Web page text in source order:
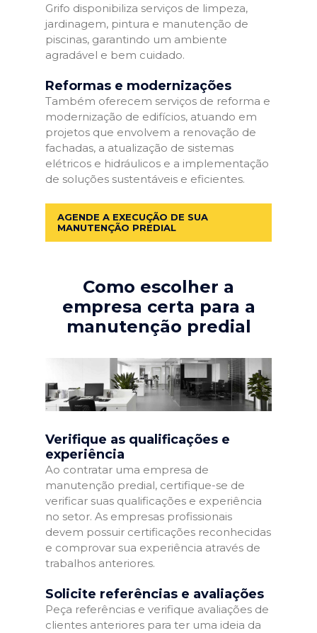
Grifo disponibiliza serviços de limpeza,
jardinagem, pintura e manutenção de
piscinas, garantindo um ambiente
agradável e bem cuidado.
Reformas e modernizações
Também oferecem serviços de reforma e
modernização de edifícios, atuando em
projetos que envolvem a renovação de
fachadas, a atualização de sistemas
elétricos e hidráulicos e a implementação
de soluções sustentáveis e eficientes.
AGENDE A EXECUÇÃO DE SUA
MANUTENÇÃO PREDIAL
Como escolher a
empresa certa para a
manutenção predial
Verifique as qualificações e
experiência
Ao contratar uma empresa de
manutenção predial, certifique-se de
verificar suas qualificações e experiência
no setor. As empresas profissionais
devem possuir certificações reconhecidas
e comprovar sua experiência através de
trabalhos anteriores.
Solicite referências e avaliações
Peça referências e verifique avaliações de
clientes anteriores para ter uma ideia da